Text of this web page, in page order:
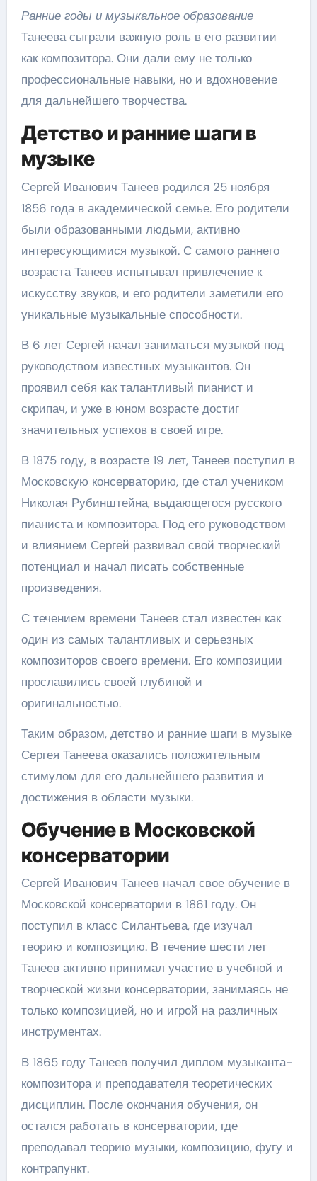
Ранние годы и музыкальное образование
Танеева сыграли важную роль в его развитии
как композитора. Они дали ему не только
профессиональные навыки, но и вдохновение
для дальнейшего творчества.
Детство и ранние шаги в
музыке
Сергей Иванович Танеев родился 25 ноября
1856 года в академической семье. Его родители
были образованными людьми, активно
интересующимися музыкой. С самого раннего
возраста Танеев испытывал привлечение к
искусству звуков, и его родители заметили его
уникальные музыкальные способности.
В 6 лет Сергей начал заниматься музыкой под
руководством известных музыкантов. Он
проявил себя как талантливый пианист и
скрипач, и уже в юном возрасте достиг
значительных успехов в своей игре.
В 1875 году, в возрасте 19 лет, Танеев поступил в
Московскую консерваторию, где стал учеником
Николая Рубинштейна, выдающегося русского
пианиста и композитора. Под его руководством
и влиянием Сергей развивал свой творческий
потенциал и начал писать собственные
произведения.
С течением времени Танеев стал известен как
один из самых талантливых и серьезных
композиторов своего времени. Его композиции
прославились своей глубиной и
оригинальностью.
Таким образом, детство и ранние шаги в музыке
Сергея Танеева оказались положительным
стимулом для его дальнейшего развития и
достижения в области музыки.
Обучение в Московской
консерватории
Сергей Иванович Танеев начал свое обучение в
Московской консерватории в 1861 году. Он
поступил в класс Силантьева, где изучал
теорию и композицию. В течение шести лет
Танеев активно принимал участие в учебной и
творческой жизни консерватории, занимаясь не
только композицией, но и игрой на различных
инструментах.
В 1865 году Танеев получил диплом музыканта-
композитора и преподавателя теоретических
дисциплин. После окончания обучения, он
остался работать в консерватории, где
преподавал теорию музыки, композицию, фугу и
контрапункт.